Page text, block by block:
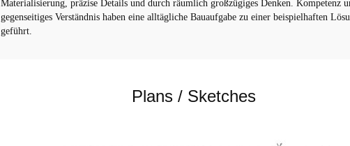
Materialisierung, präzise Details und durch räumlich großzügiges Denken. Kompetenz
gegenseitiges Verständnis haben eine alltägliche Bauaufgabe zu einer beispielhaften
geführt.
Plans / Sketches